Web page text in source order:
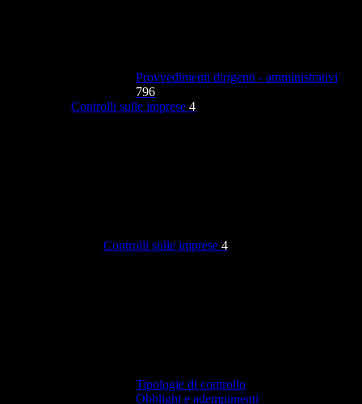
Provvedimenti dirigenti - amministrativi
796
Controlli sulle imprese 4
Controlli sulle imprese 4
Tipologie di controllo
Obblighi e adempimenti